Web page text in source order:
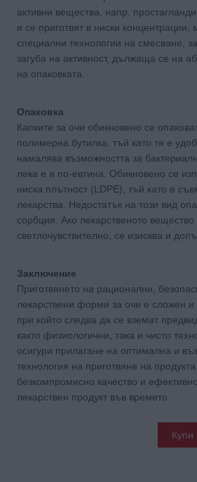
активни вещества, напр.
и се приготвят в ниски концентрации,
специални технологии на смесване,
загуба на активност, дължаща се на
на опаковката.
Опаковка
Капките за очи обикновено се
полимерна бутилка, тъй като тя е
намалява възможността за
лека е и по-евтина. Обикновено се
ниска плътност (LDPE), тъй като е
лекарства. Недостатък на този вид
сорбция. Ако лекарственото вещество
светлочувствително, се изисква и
Заключение
Приготвянето на рационални,
лекарствени форми за очи е сложен и
при който следва да се вземат
както физиологични, така и чисто
осигури прилагане на оптимална и
технология на приготвяне на
безкомпромисно качество и
лекарствен продукт във времето.
Купи